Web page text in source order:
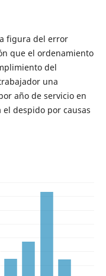
figura del error
que el ordenamiento
del
una
año de servicio en
despido por causas